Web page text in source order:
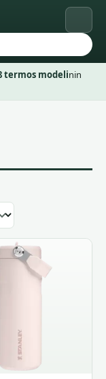
termos modelinin